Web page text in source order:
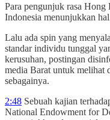
Para pengunjuk rasa
Indonesia menunjukkan
Lalu ada spin yang
standar individu tunggal
kerusuhan, postingan
media Barat untuk melihat
sebagainya.
2:48 Sebuah kajian
National Endowment for